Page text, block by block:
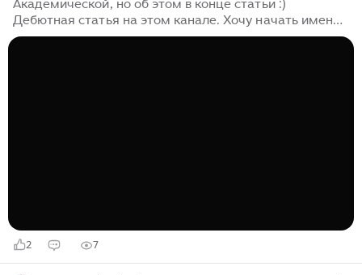
Академической, но об этом в конце статьи :)
Дебютная статья на этом канале. Хочу начать именно
с неë, поскольку периодизация — один из основных
2 7